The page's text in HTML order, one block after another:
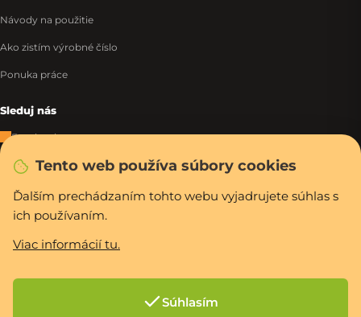
Tento web používa súbory cookies
Ďalším prechádzaním tohto webu vyjadrujete súhlas s
ich používaním.
Viac informácií tu.
Súhlasím
Návody na použitie
Ako zistím výrobné číslo
Ponuka práce
Sleduj nás
Facebook
Instagram
Tiktok
WhatsApp